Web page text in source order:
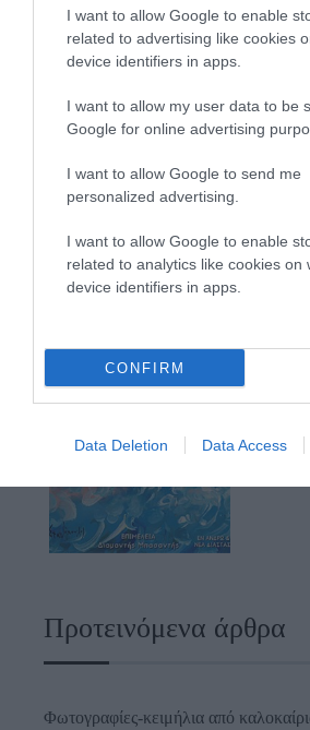
I want to allow Google to enable
related to advertising like cookies
device identifiers in apps.
I want to allow my user data to be
Google for online advertising
I want to allow Google to send me
personalized advertising.
I want to allow Google to enable
related to analytics like cookies on
device identifiers in apps.
CONFIRM
Data Deletion Data Access
Προτεινόμενα άρθρα
Φωτογραφίες-κειμήλια από